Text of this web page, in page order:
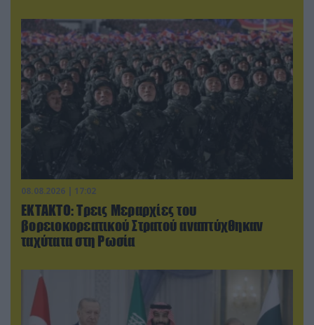
08.08.2026 | 17:02
ΕΚΤΑΚΤΟ: Τρεις Μεραρχίες του
βορειοκορεατικού Στρατού αναπτύχθηκαν
ταχύτατα στη Ρωσία